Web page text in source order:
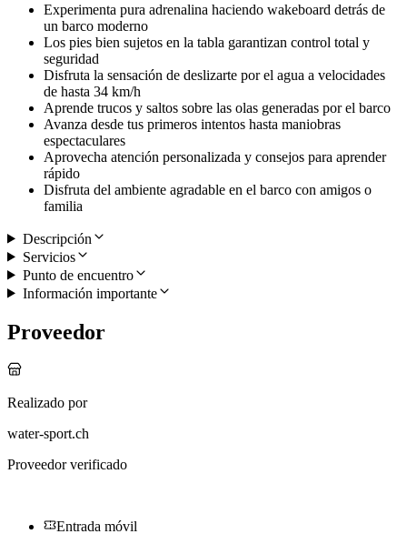
Experimenta pura adrenalina haciendo wakeboard detrás de
un barco moderno
Los pies bien sujetos en la tabla garantizan control total y
seguridad
Disfruta la sensación de deslizarte por el agua a velocidades
de hasta 34 km/h
Aprende trucos y saltos sobre las olas generadas por el barco
Avanza desde tus primeros intentos hasta maniobras
espectaculares
Aprovecha atención personalizada y consejos para aprender
rápido
Disfruta del ambiente agradable en el barco con amigos o
familia
Descripción
Servicios
Punto de encuentro
Información importante
Proveedor
Realizado por
water-sport.ch
Proveedor verificado
Entrada móvil